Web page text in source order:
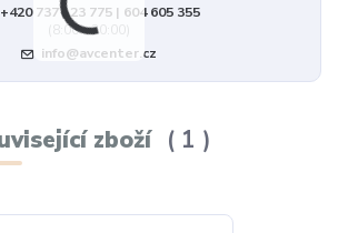
+420 737 123 775 | 604 605 355
(8:00 - 20:00)
info@avcenter.cz
zboží 1